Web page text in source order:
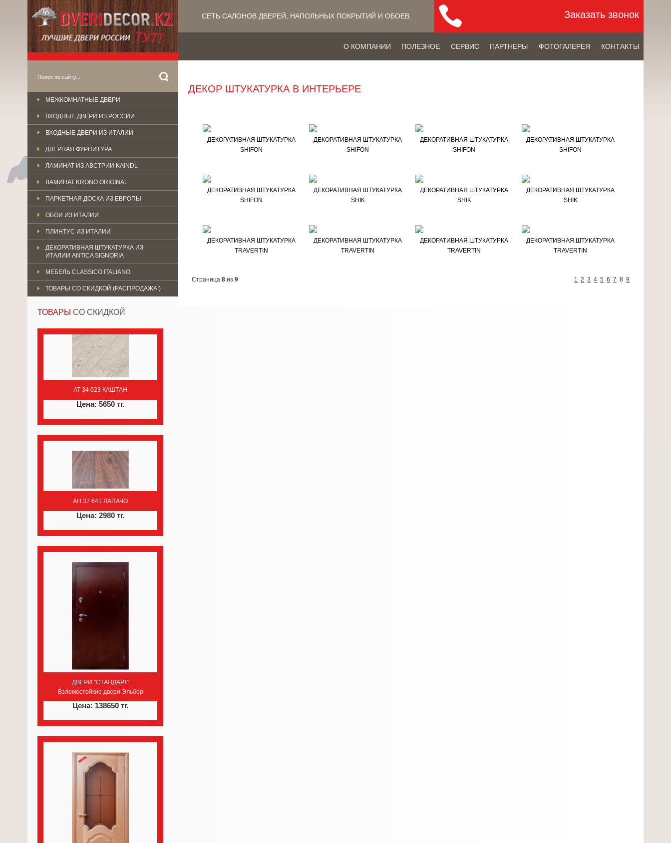
СЕТЬ САЛОНОВ ДВЕРЕЙ, НАПОЛЬНЫХ ПОКРЫТИЙ​ И ОБОЕВ. Заказать звонок
О КОМПАНИИ ПОЛЕЗНОЕ СЕРВИС ПАРТНЕРЫ ФОТОГАЛЕРЕЯ КОНТАКТЫ
МЕЖКОМНАТНЫЕ ДВЕРИ
ВХОДНЫЕ ДВЕРИ ИЗ РОССИИ
ВХОДНЫЕ ДВЕРИ ИЗ ИТАЛИИ
ДВЕРНАЯ ФУРНИТУРА
ЛАМИНАТ ИЗ АВСТРИИ KAINDL
ЛАМИНАТ KRONO ORIGINAL
ПАРКЕТНАЯ ДОСКА ИЗ ЕВРОПЫ
ОБОИ ИЗ ИТАЛИИ
ПЛИНТУС ИЗ ИТАЛИИ
ДЕКОРАТИВНАЯ ШТУКАТУРКА ИЗ
ИТАЛИИ ANTICA SIGNORIA
МЕБЕЛЬ CLASSICO ITALIANO
ТОВАРЫ СО СКИДКОЙ (РАСПРОДАЖА!)
ТОВАРЫ СО СКИДКОЙ
AT 34 023 КАШТАН
Цена: 5650 тг.
AH 37 641 ЛАПАЧО
Цена: 2980 тг.
ДВЕРИ "СТАНДАРТ"
Взломостойкие двери Эльбор
Цена: 138650 тг.
ДЕКОР ШТУКАТУРКА В ИНТЕРЬЕРЕ
ДЕКОРАТИВНАЯ ШТУКАТУРКА
SHIFON
ДЕКОРАТИВНАЯ ШТУКАТУРКА
SHIFON
ДЕКОРАТИВНАЯ ШТУКАТУРКА
SHIFON
ДЕКОРАТИВНАЯ ШТУКАТУРКА
SHIFON
ДЕКОРАТИВНАЯ ШТУКАТУРКА
SHIFON
ДЕКОРАТИВНАЯ ШТУКАТУРКА
SHIK
ДЕКОРАТИВНАЯ ШТУКАТУРКА
SHIK
ДЕКОРАТИВНАЯ ШТУКАТУРКА
SHIK
ДЕКОРАТИВНАЯ ШТУКАТУРКА
TRAVERTIN
ДЕКОРАТИВНАЯ ШТУКАТУРКА
TRAVERTIN
ДЕКОРАТИВНАЯ ШТУКАТУРКА
TRAVERTIN
ДЕКОРАТИВНАЯ ШТУКАТУРКА
TRAVERTIN
Страница8 из9 1 2 3 4 5 6 7 8 9